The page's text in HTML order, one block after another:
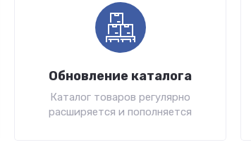
Обновление каталога
Каталог товаров регулярно
расширяется и пополняется